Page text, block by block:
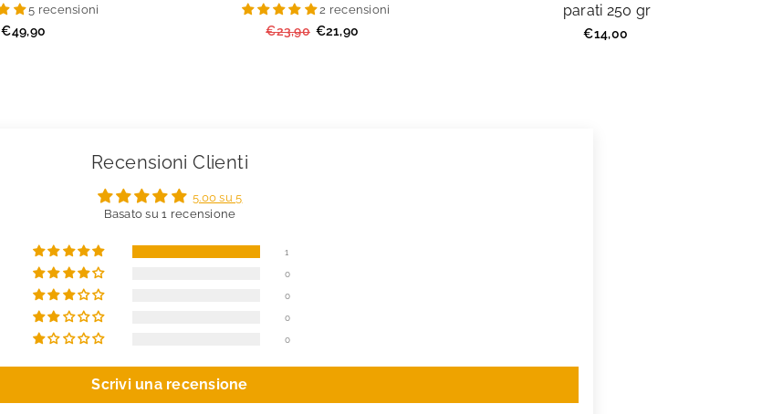
5 recensioni
Prezzo
€49,90
2 recensioni
Prezzo
€23,90 €21,90
parati 250 gr
Prezzo
€14,00
Recensioni Clienti
5.00 su 5
Basato su 1 recensione
1
0
0
0
0
Scrivi una recensione